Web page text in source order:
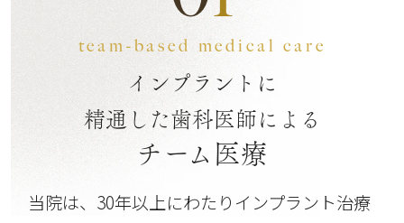
team-based medical care
インプラントに
精通した歯科医師による
チーム医療
当院は、30年以上にわたりインプラント治療